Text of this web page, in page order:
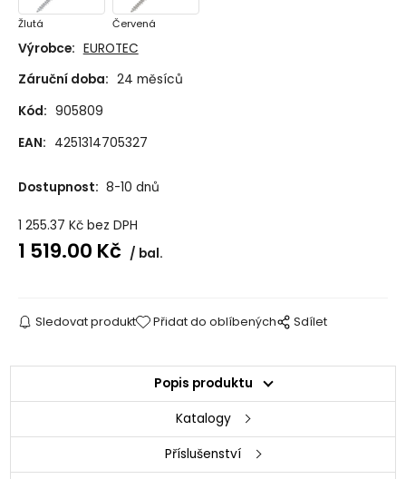
Žlutá Červená
Výrobce: EUROTEC
Záruční doba: 24 měsíců
Kód: 905809
EAN: 4251314705327
Dostupnost: 8-10 dnů
1 255.37 Kč bez DPH
1 519.00 Kč bal.
Sledovat produkt Přidat do oblíbených Sdílet
Popis produktu
Katalogy
Příslušenství